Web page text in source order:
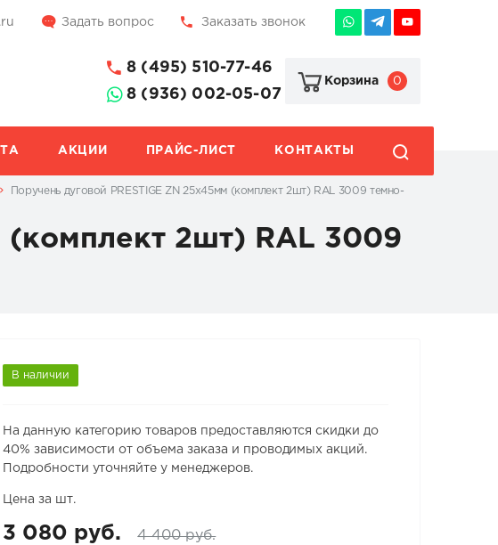
Задать вопрос Заказать звонок
8 (495) 510-77-46
8 (936) 002-05-07
Корзина 0
АКЦИИ ПРАЙС-ЛИСТ КОНТАКТЫ
Поручень дуговой PRESTIGE ZN 25x45мм (комплект 2шт) RAL 3009 темно-
(комплект 2шт) RAL 3009
В наличии
На данную категорию товаров предоставляются скидки до
40% зависимости от объема заказа и проводимых акций.
Подробности уточняйте у менеджеров.
Цена за шт.
3 080 руб. 4 400 руб.